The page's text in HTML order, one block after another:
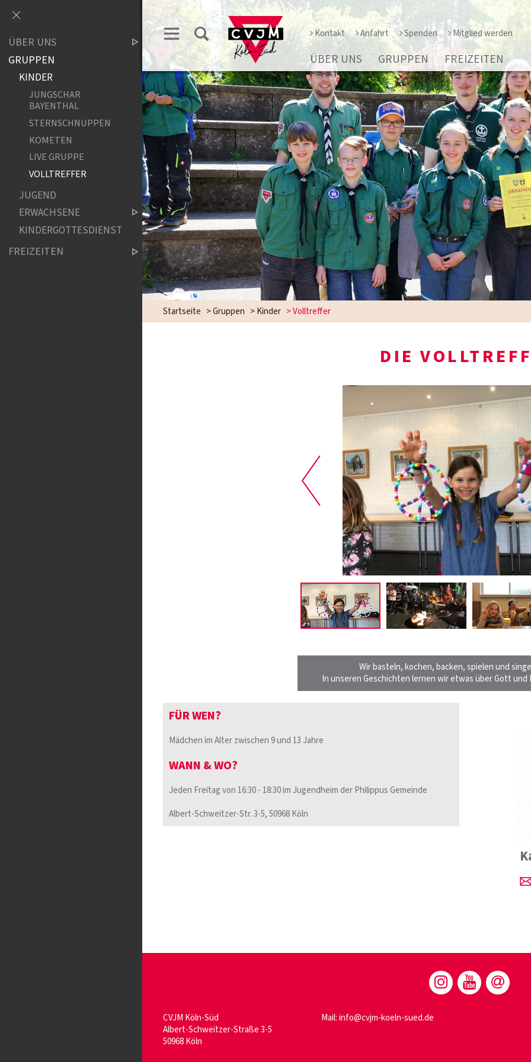
Kontakt Anfahrt Spenden Mitglied werden
ÜBER UNS GRUPPEN FREIZEITEN
Startseite >Gruppen >Kinder >Volltreffer
DIE
Wir basteln, kochen, backen, spielen und
In unseren Geschichten lernen wir etwas über Gott und
FÜR WEN?
Mädchen im Alter zwischen 9 und 13 Jahre
WANN & WO?
Jeden Freitag von 16:30 - 18:30 im Jugendheim der Philippus Gemeinde
Albert-Schweitzer-Str. 3-5, 50968 Köln
CVJM Köln-Süd
Albert-Schweitzer-Straße 3-5
50968 Köln
Mail: info@cvjm-koeln-sued.de
ÜBER UNS
GRUPPEN
KINDER
JUNGSCHAR
BAYENTHAL
STERNSCHNUPPEN
KOMETEN
LIVE GRUPPE
VOLLTREFFER
JUGEND
ERWACHSENE
KINDERGOTTESDIENST
FREIZEITEN